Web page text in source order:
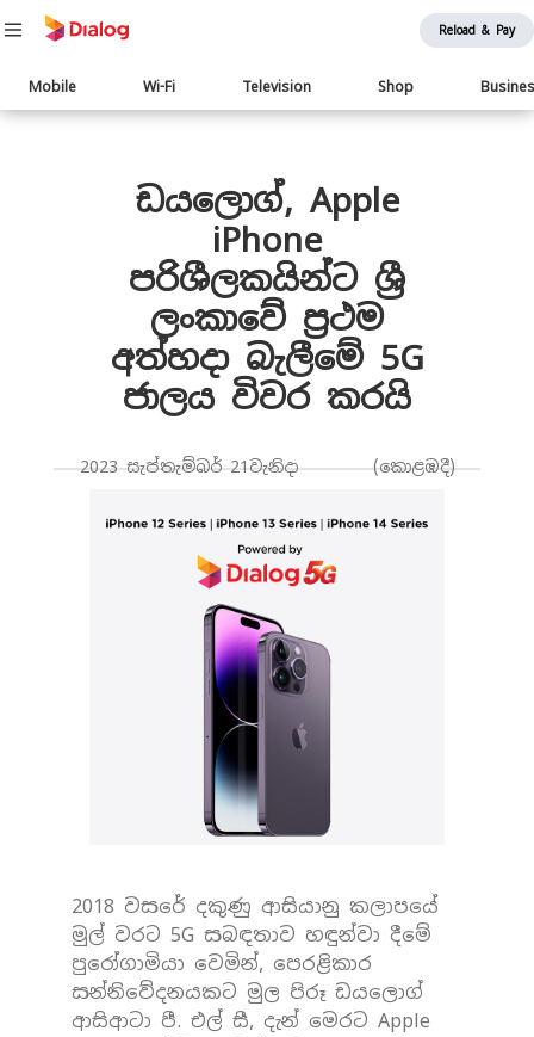
Reload & Pay
Main
navigation
Mobile Wi-Fi Television Shop
Body
ඩයලොග්, Apple
iPhone
පරිශීලකයින්ට ශ්‍රී
ලංකාවේ ප්‍රථම
අත්හදා බැලීමේ 5G
ජාලය විවර කරයි
2023 සැප්තැම්බර් 21වැනිදා (කොළඹදී)
2018 වසරේ දකුණු ආසියානු කලාපයේ
මුල් වරට 5G සබඳතාව හඳුන්වා දීමේ
පුරෝගාමියා වෙමින්, පෙරළිකාර
සන්නිවේදනයකට මුල පිරූ ඩයලොග්
ආසිආටා පී. එල් සී, දැන් මෙරට Apple